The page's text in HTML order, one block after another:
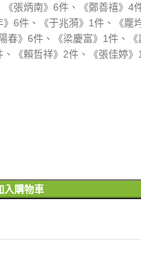
張炳南》6件、《鄭善禧》4
6件、《于兆漪》1件、《龎
春》6件、《梁慶富》1件、
《賴哲祥》2件、《張佳婷》
入購物車